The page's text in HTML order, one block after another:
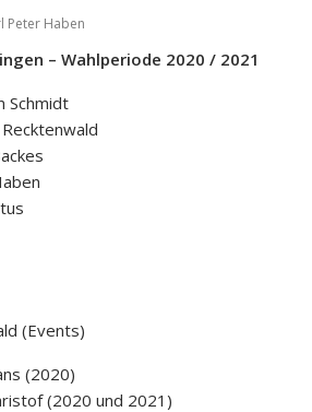
Peter Haben
– Wahlperiode 2020 / 2021
Schmidt
(Events)
(2020)
(2020 und 2021)